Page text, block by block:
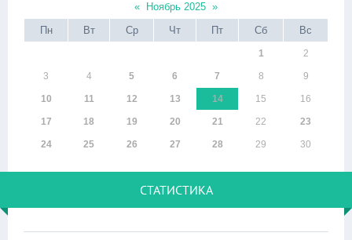
« Ноябрь 2025 »
Пн
Вт Ср Чт Пт Сб Вс
1 2
3 4 5 6 7 8 9
10 11 12 13 14 15 16
17 18 19 20 21 22 23
24 25 26 27 28 29 30
СТАТИСТИКА